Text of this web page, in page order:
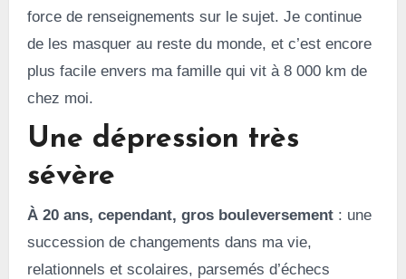
force de renseignements sur le sujet. Je continue
de les masquer au reste du monde, et c’est encore
plus facile envers ma famille qui vit à 8 000 km de
chez moi.
Une dépression très
sévère
À 20 ans, cependant, gros bouleversement: une
succession de changements dans ma vie,
relationnels et scolaires, parsemés d’échecs